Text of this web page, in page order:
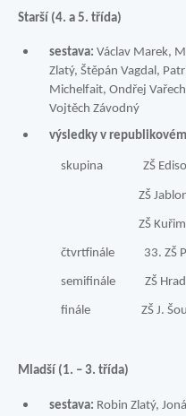
Starší (4. a 5. třída)
sestava: Václav Marek,
Zlatý, Štěpán Vagdal,
Michelfait, Ondřej
Vojtěch Závodný
výsledky v
skupina ZŠ
ZŠ Jablonec
ZŠ
čtvrtfinále 33.
semifinále ZŠ
finále ZŠ J.
Mladší (1. – 3. třída)
sestava: Robin Zlatý,